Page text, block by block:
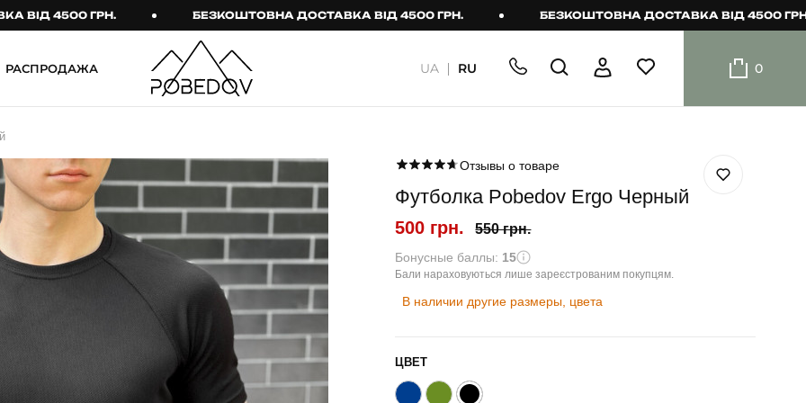
ГРН. БЕЗКОШТОВНА ДОСТАВКА ВІД 4500 ГРН. БЕЗКОШТОВНА ДОСТАВКА ВІД 4500 ГРН.
Джогери
Карго
Спортивні штани
Лосины
Куртка й штани
Тактичний жіночий
одяг
одяг
Тактичні рукавиці
Тактичні шкарпетки
ТЕРМО-КОМПЛЕКТИ
ФУТБОЛКИ І СОРОЧКИ
шорти
Шорти
РАСПРОДАЖА UA RU 0
Отзывы о товаре
Футболка Pobedov Ergo Черный
500 грн. 550 грн.
Бонусные баллы: 15
Бали нараховуються лише зареєстрованим покупцям.
В наличии другие размеры, цвета
ЦВЕТ